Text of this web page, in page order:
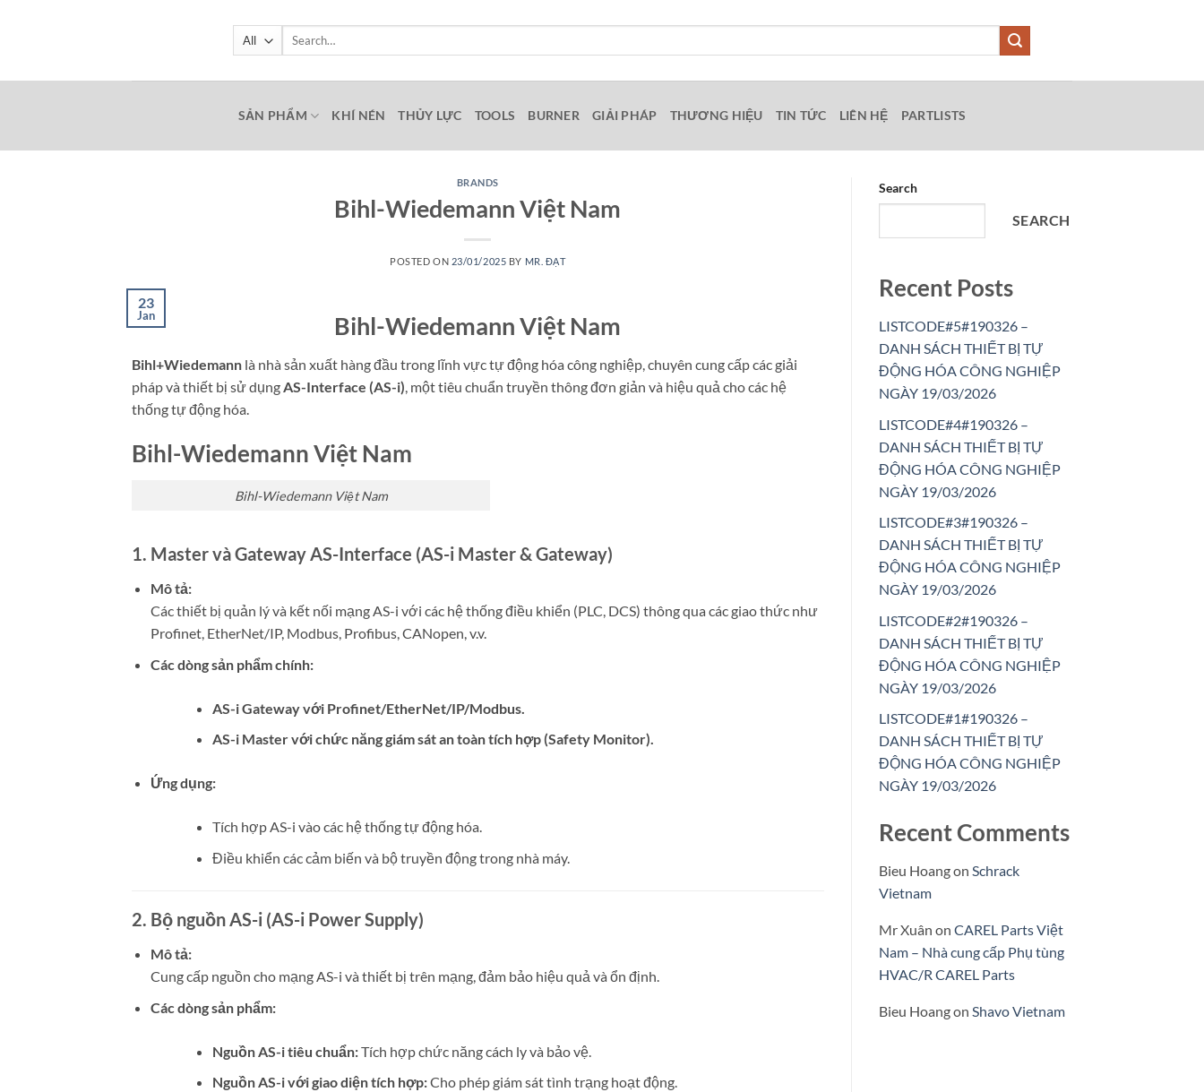
Search
SẢN PHẨM KHÍ NÉN THỦY LỰC TOOLS BURNER GIẢI PHÁP THƯƠNG HIỆU TIN TỨC LIÊN HỆ PARTLISTS
BRANDS
Bihl-Wiedemann Việt Nam
POSTED ON 23/01/2025 BY MR. ĐẠT
23
Jan Bihl-Wiedemann Việt Nam
Bihl+Wiedemann là nhà sản xuất hàng đầu trong lĩnh vực tự động hóa công nghiệp, chuyên cung cấp các giải
pháp và thiết bị sử dụngAS-Interface (AS-i), một tiêu chuẩn truyền thông đơn giản và hiệu quả cho các hệ
thống tự động hóa.
Bihl-Wiedemann Việt Nam
Bihl-Wiedemann Việt Nam
1. Master và Gateway AS-Interface (AS-i Master & Gateway)
Mô tả:
Các thiết bị quản lý và kết nối mạng AS-i với các hệ thống điều khiển (PLC, DCS) thông qua các giao thức như
Profinet, EtherNet/IP, Modbus, Profibus, CANopen, v.v.
Các dòng sản phẩm chính:
AS-i Gateway với Profinet/EtherNet/IP/Modbus.
AS-i Master với chức năng giám sát an toàn tích hợp (Safety Monitor).
Ứng dụng:
Tích hợp AS-i vào các hệ thống tự động hóa.
Điều khiển các cảm biến và bộ truyền động trong nhà máy.
2. Bộ nguồn AS-i (AS-i Power Supply)
Mô tả:
Cung cấp nguồn cho mạng AS-i và thiết bị trên mạng, đảm bảo hiệu quả và ổn định.
Các dòng sản phẩm:
Nguồn AS-i tiêu chuẩn:Tích hợp chức năng cách ly và bảo vệ.
Nguồn AS-i với giao diện tích hợp:Cho phép giám sát tình trạng hoạt động.
Search
SEARCH
Recent Posts
LISTCODE#5#190326 –
DANH SÁCH THIẾT BỊ TỰ
ĐỘNG HÓA CÔNG NGHIỆP
NGÀY 19/03/2026
LISTCODE#4#190326 –
DANH SÁCH THIẾT BỊ TỰ
ĐỘNG HÓA CÔNG NGHIỆP
NGÀY 19/03/2026
LISTCODE#3#190326 –
DANH SÁCH THIẾT BỊ TỰ
ĐỘNG HÓA CÔNG NGHIỆP
NGÀY 19/03/2026
LISTCODE#2#190326 –
DANH SÁCH THIẾT BỊ TỰ
ĐỘNG HÓA CÔNG NGHIỆP
NGÀY 19/03/2026
LISTCODE#1#190326 –
DANH SÁCH THIẾT BỊ TỰ
ĐỘNG HÓA CÔNG NGHIỆP
NGÀY 19/03/2026
Recent Comments
Bieu Hoangon Schrack
Vietnam
Mr Xuân on CAREL Parts Việt
Nam – Nhà cung cấp Phụ tùng
HVAC/R CAREL Parts
Bieu Hoangon Shavo Vietnam